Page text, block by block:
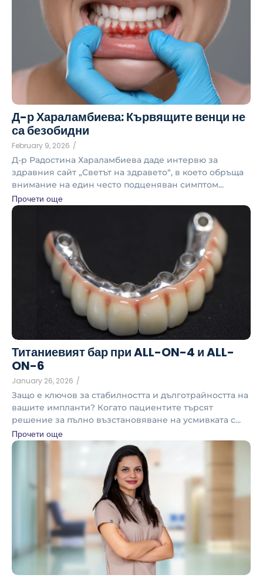
Д-р Хараламбиева: Кървящите венци не
са безобидни
February 9, 2026 /
Д-р Радостина Хараламбиева даде интервю за
здравния сайт „Светът на здравето“, в което обръща
внимание на един често подценяван симптом...
Прочети още
Титаниевият бар при ALL-ON-4 и ALL-
ON-6
January 26, 2026 /
Защо е ключов за стабилността и дълготрайността на
вашите импланти? Когато пациентите търсят
решение за пълно възстановяване на усмивката с...
Прочети още